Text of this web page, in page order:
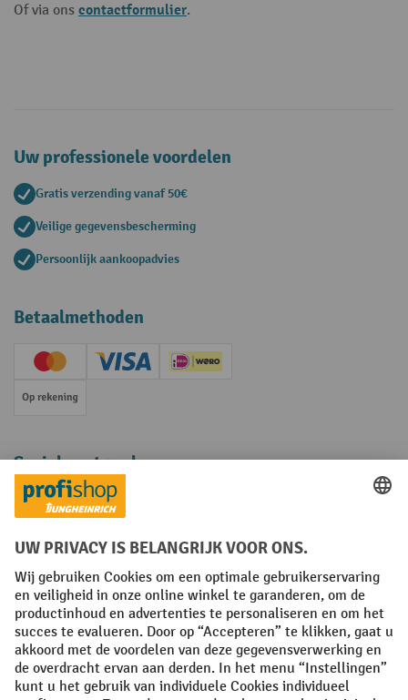
Of via ons contactformulier.
Uw professionele voordelen
Gratis verzending vanaf 50€
Veilige gegevensbescherming
Persoonlijk aankoopadvies
Betaalmethoden
Creditcard (Master)Creditcard (Visa)iDEAL | Wero
Op rekening
Sociale netwerken
Facebook
YouTube
LinkedInInstagram
Algemene leveringsvoorwaarden Copyright
Privacyverklaring Privacy Instellingen
All prices excl. VAT plusshipping costs and possible delivery charges,
if not stated otherwise.